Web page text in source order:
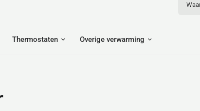
Thermostaten Overige verwarming